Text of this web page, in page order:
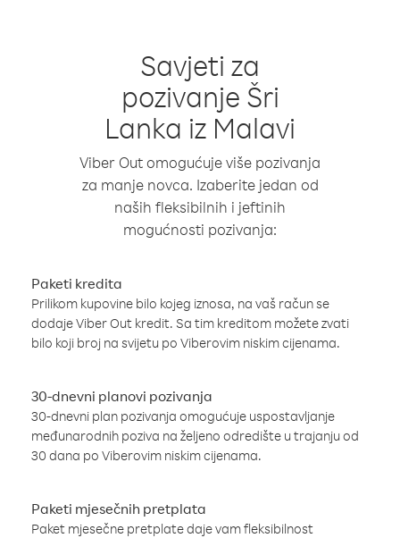
Savjeti za
pozivanje Šri
Lanka iz Malavi
Viber Out omogućuje više pozivanja
za manje novca. Izaberite jedan od
naših fleksibilnih i jeftinih
mogućnosti pozivanja:
Paketi kredita
Prilikom kupovine bilo kojeg iznosa, na vaš račun se
dodaje Viber Out kredit. Sa tim kreditom možete zvati
bilo koji broj na svijetu po Viberovim niskim cijenama.
30-dnevni planovi pozivanja
30-dnevni plan pozivanja omogućuje uspostavljanje
međunarodnih poziva na željeno odredište u trajanju od
30 dana po Viberovim niskim cijenama.
Paketi mjesečnih pretplata
Paket mjesečne pretplate daje vam fleksibilnost